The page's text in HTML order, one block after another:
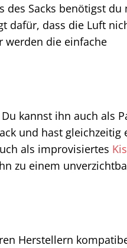
des Sacks benötigst du
dafür, dass die Luft
werden die einfache
kannst ihn auch als
und hast gleichzeitig
als improvisiertes
zu einem
Herstellern